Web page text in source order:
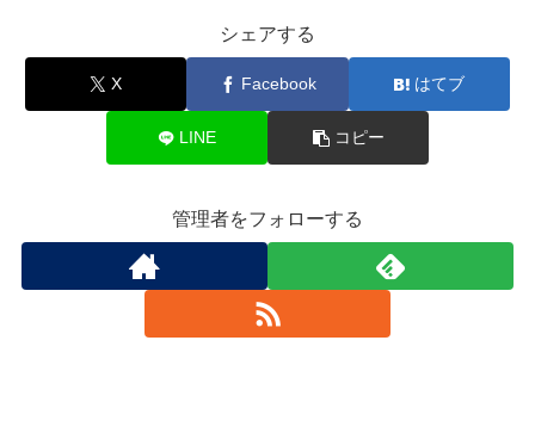
シェアする
X Facebook はてブ
LINE コピー
管理者をフォローする